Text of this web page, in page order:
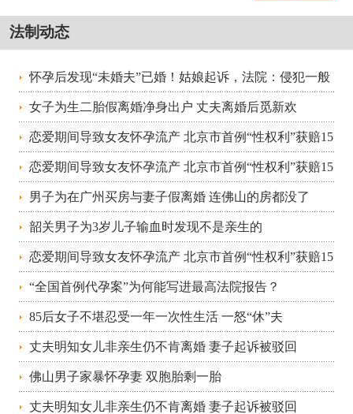
法制动态
怀孕后发现“未婚夫”已婚！姑娘起诉，法院：侵犯一般
人格权！
女子为生二胎假离婚净身出户 丈夫离婚后觅新欢
恋爱期间导致女友怀孕流产 北京市首例“性权利”获赔15
万元
恋爱期间导致女友怀孕流产 北京市首例“性权利”获赔15
万元
男子为在广州买房与妻子假离婚 连佛山的房都没了
韶关男子为3岁儿子输血时发现不是亲生的
恋爱期间导致女友怀孕流产 北京市首例“性权利”获赔15
万元
“全国首例代孕案”为何能写进最高法院报告？
85后女子不堪忍受一年一次性生活 一怒“休”夫
丈夫明知女儿非亲生仍不肯离婚 妻子起诉被驳回
佛山男子家暴怀孕妻 双胞胎剩一胎
丈夫明知女儿非亲生仍不肯离婚 妻子起诉被驳回